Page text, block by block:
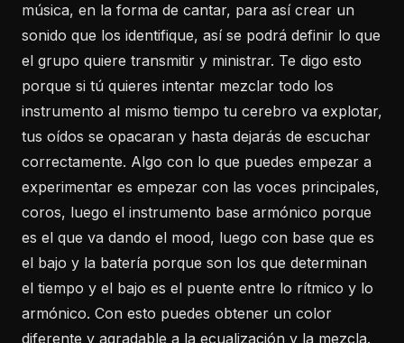
música, en la forma de cantar, para así crear un
sonido que los identifique, así se podrá definir lo que
el grupo quiere transmitir y ministrar. Te digo esto
porque si tú quieres intentar mezclar todo los
instrumento al mismo tiempo tu cerebro va explotar,
tus oídos se opacaran y hasta dejarás de escuchar
correctamente. Algo con lo que puedes empezar a
experimentar es empezar con las voces principales,
coros, luego el instrumento base armónico porque
es el que va dando el mood, luego con base que es
el bajo y la batería porque son los que determinan
el tiempo y el bajo es el puente entre lo rítmico y lo
armónico. Con esto puedes obtener un color
diferente y agradable a la ecualización y la mezcla.